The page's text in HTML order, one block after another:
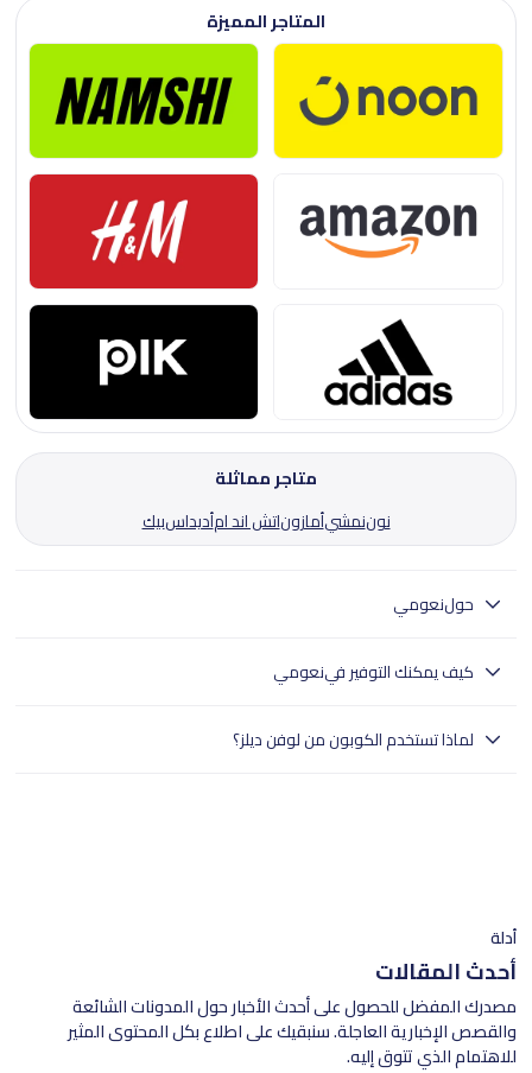
المتاجر المميزة
متاجر مماثلة
نوننمشيأمازوناتش اند امأديداسبيك
حولنعومي
الخيار المثالي.
كيف يمكنك التوفير فينعومي
في العثور على كوبونات نعومي للرياض وجدة والدمام.اقرأ شروط كل كوبون
لماذا تستخدم الكوبون من لوفن ديلز؟
أدلة
أحدث المقالات
مصدرك المفضل للحصول على أحدث الأخبار حول المدونات الشائعة
والقصص الإخبارية العاجلة. سنبقيك على اطلاع بكل المحتوى المثير
للاهتمام الذي تتوق إليه.